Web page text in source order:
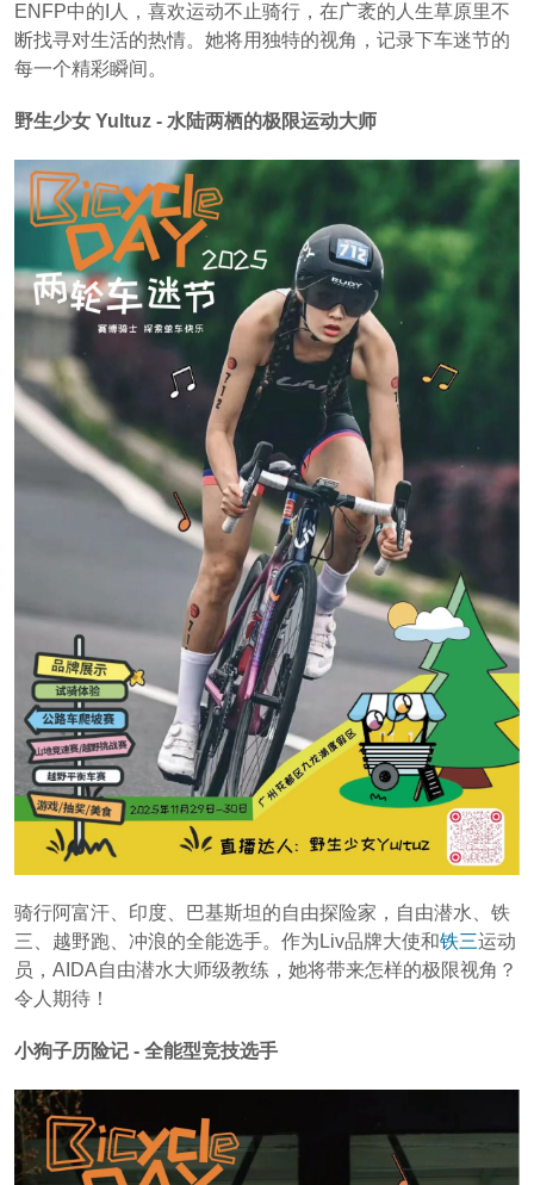
ENFP中的I人，喜欢运动不止骑行，在广袤的人生草原里不
断找寻对生活的热情。她将用独特的视角，记录下车迷节的
每一个精彩瞬间。
野生少女 Yultuz - 水陆两栖的极限运动大师
骑行阿富汗、印度、巴基斯坦的自由探险家，自由潜水、铁
三、越野跑、冲浪的全能选手。作为Liv品牌大使和铁三运动
员，AIDA自由潜水大师级教练，她将带来怎样的极限视角？
令人期待！
小狗子历险记 - 全能型竞技选手